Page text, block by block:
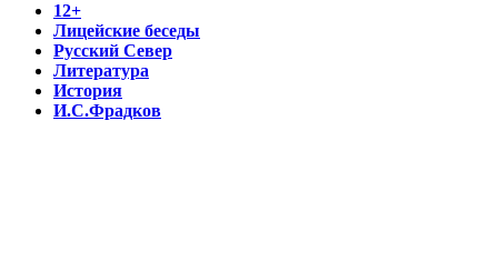
12+
Лицейские беседы
Русский Север
Литература
История
И.С.Фрадков